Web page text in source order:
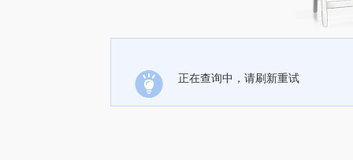
正在查询中，请刷新重试